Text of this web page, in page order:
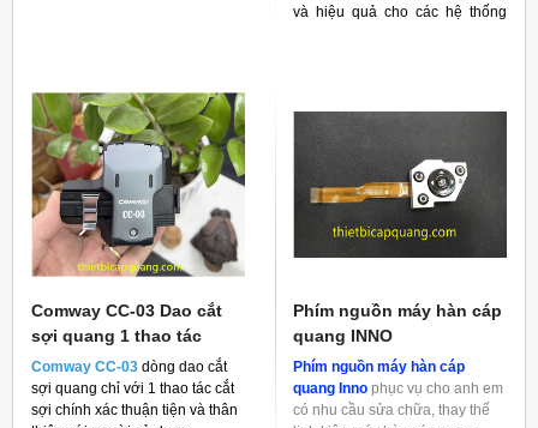
và hiệu quả cho các hệ thống
Comway CC-03 Dao cắt
sợi quang 1 thao tác
Comway CC-03 dòng dao cắt
sợi quang chỉ với 1 thao tác cắt
sợi chính xác thuận tiện và thân
Phím nguồn máy hàn cáp
quang INNO
Phím nguồn máy hàn cáp
quang Inno phục vụ cho anh em
có nhu cầu sửa chữa, thay thế